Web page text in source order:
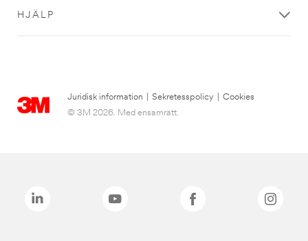
HJÄLP
Juridisk information Sekretesspolicy
Cookies
© 3M 2026. Med ensamrätt.